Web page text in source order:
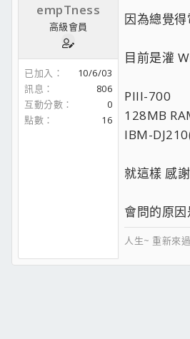
empTness
高級會員
已加入
10/6/03
訊息
806
互動分數
0
點數
16
因為總覺
目前是灌
PIII-700
128MB
IBM-
就這樣 感謝
會問的原
人生~ 重新來